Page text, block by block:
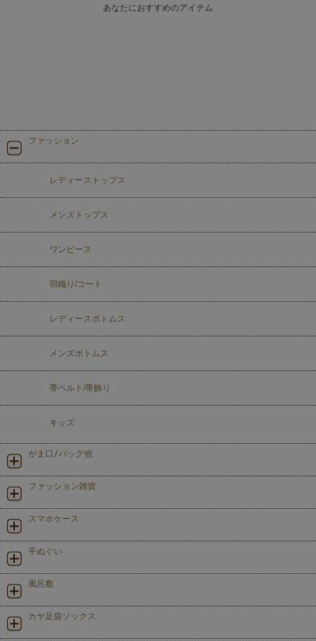
あなたにおすすめのアイテム
ファッション
レディーストップス
メンズトップス
ワンピース
羽織り/コート
レディースボトムス
メンズボトムス
帯ベルト/帯飾り
キッズ
がま口/バッグ他
ファッション雑貨
スマホケース
手ぬぐい
風呂敷
カヤ足袋ソックス